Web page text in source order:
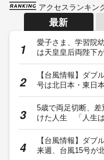
アクセスランキン
最新
愛子さま、学習院
は天皇皇后両陛下
【台風情報】ダ
号は北日本・東日
5歳で両足切断、
けた人生 「人生
【台風情報】ダ
来週、台風15号が